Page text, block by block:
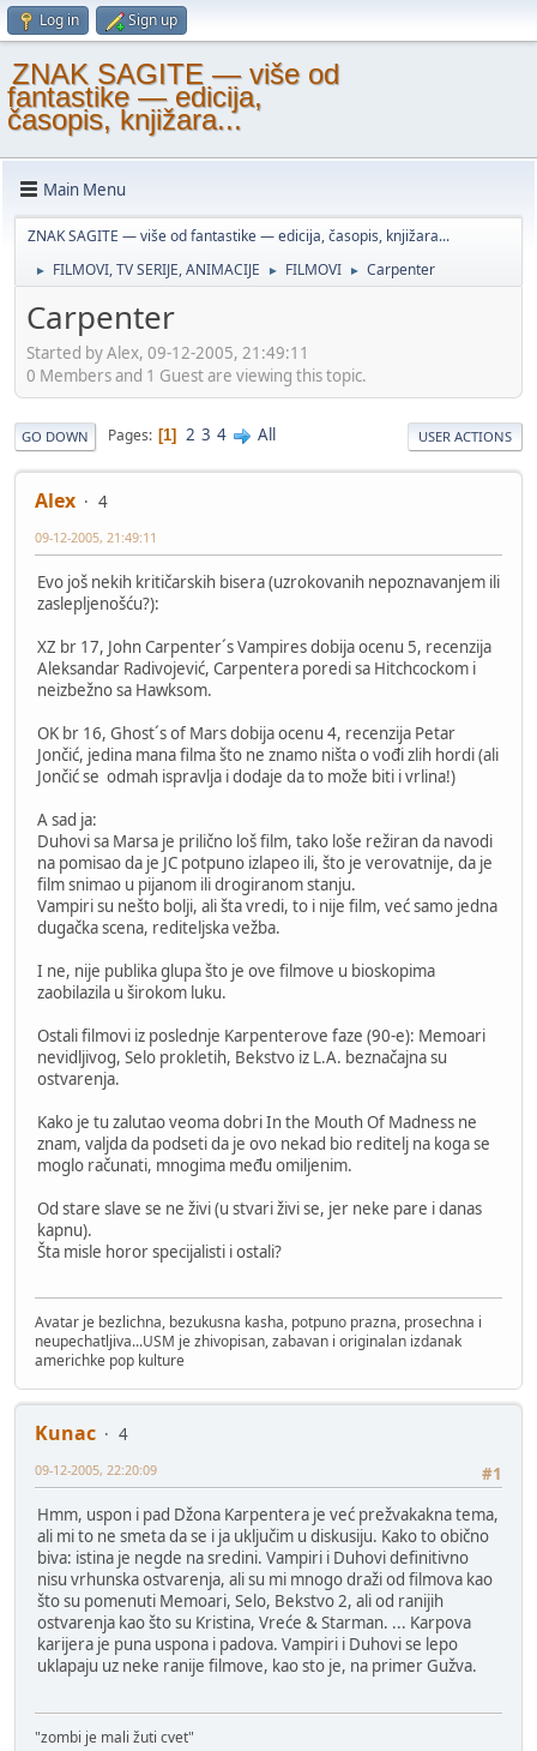
Log in Sign up
ZNAK SAGITE — više od
fantastike — edicija,
časopis, knjižara...
Main Menu
ZNAK SAGITE — više od fantastike — edicija, časopis, knjižara...
► FILMOVI, TV SERIJE, ANIMACIJE ► FILMOVI ► Carpenter
Carpenter
Started by Alex, 09-12-2005, 21:49:11
0 Members and 1 Guest are viewing this topic.
GO DOWN Pages 1 2 3 4 All USER ACTIONS
Alex 4
09-12-2005, 21:49:11
Evo još nekih kritičarskih bisera (uzrokovanih nepoznavanjem ili
zaslepljenošću?):
XZ br 17, John Carpenter´s Vampires dobija ocenu 5, recenzija
Aleksandar Radivojević, Carpentera poredi sa Hitchcockom i
neizbežno sa Hawksom.
OK br 16, Ghost´s of Mars dobija ocenu 4, recenzija Petar
Jončić, jedina mana filma što ne znamo ništa o vođi zlih hordi (ali
Jončić se odmah ispravlja i dodaje da to može biti i vrlina!)
A sad ja:
Duhovi sa Marsa je prilično loš film, tako loše režiran da navodi
na pomisao da je JC potpuno izlapeo ili, što je verovatnije, da je
film snimao u pijanom ili drogiranom stanju.
Vampiri su nešto bolji, ali šta vredi, to i nije film, već samo jedna
dugačka scena, rediteljska vežba.
I ne, nije publika glupa što je ove filmove u bioskopima
zaobilazila u širokom luku.
Ostali filmovi iz poslednje Karpenterove faze (90-e): Memoari
nevidljivog, Selo prokletih, Bekstvo iz L.A. beznačajna su
ostvarenja.
Kako je tu zalutao veoma dobri In the Mouth Of Madness ne
znam, valjda da podseti da je ovo nekad bio reditelj na koga se
moglo računati, mnogima među omiljenim.
Od stare slave se ne živi (u stvari živi se, jer neke pare i danas
kapnu).
Šta misle horor specijalisti i ostali?
Avatar je bezlichna, bezukusna kasha, potpuno prazna, prosechna i
neupechatljiva...USM je zhivopisan, zabavan i originalan izdanak
americhke pop kulture
Kunac
4
#1
09-12-2005, 22:20:09
Hmm, uspon i pad Džona Karpentera je već prežvakakna tema,
ali mi to ne smeta da se i ja uključim u diskusiju. Kako to obično
biva: istina je negde na sredini. Vampiri i Duhovi definitivno
nisu vrhunska ostvarenja, ali su mi mnogo draži od filmova kao
što su pomenuti Memoari, Selo, Bekstvo 2, ali od ranijih
ostvarenja kao što su Kristina, Vreće & Starman. ... Karpova
karijera je puna uspona i padova. Vampiri i Duhovi se lepo
uklapaju uz neke ranije filmove, kao sto je, na primer Gužva.
"zombi je mali žuti cvet"